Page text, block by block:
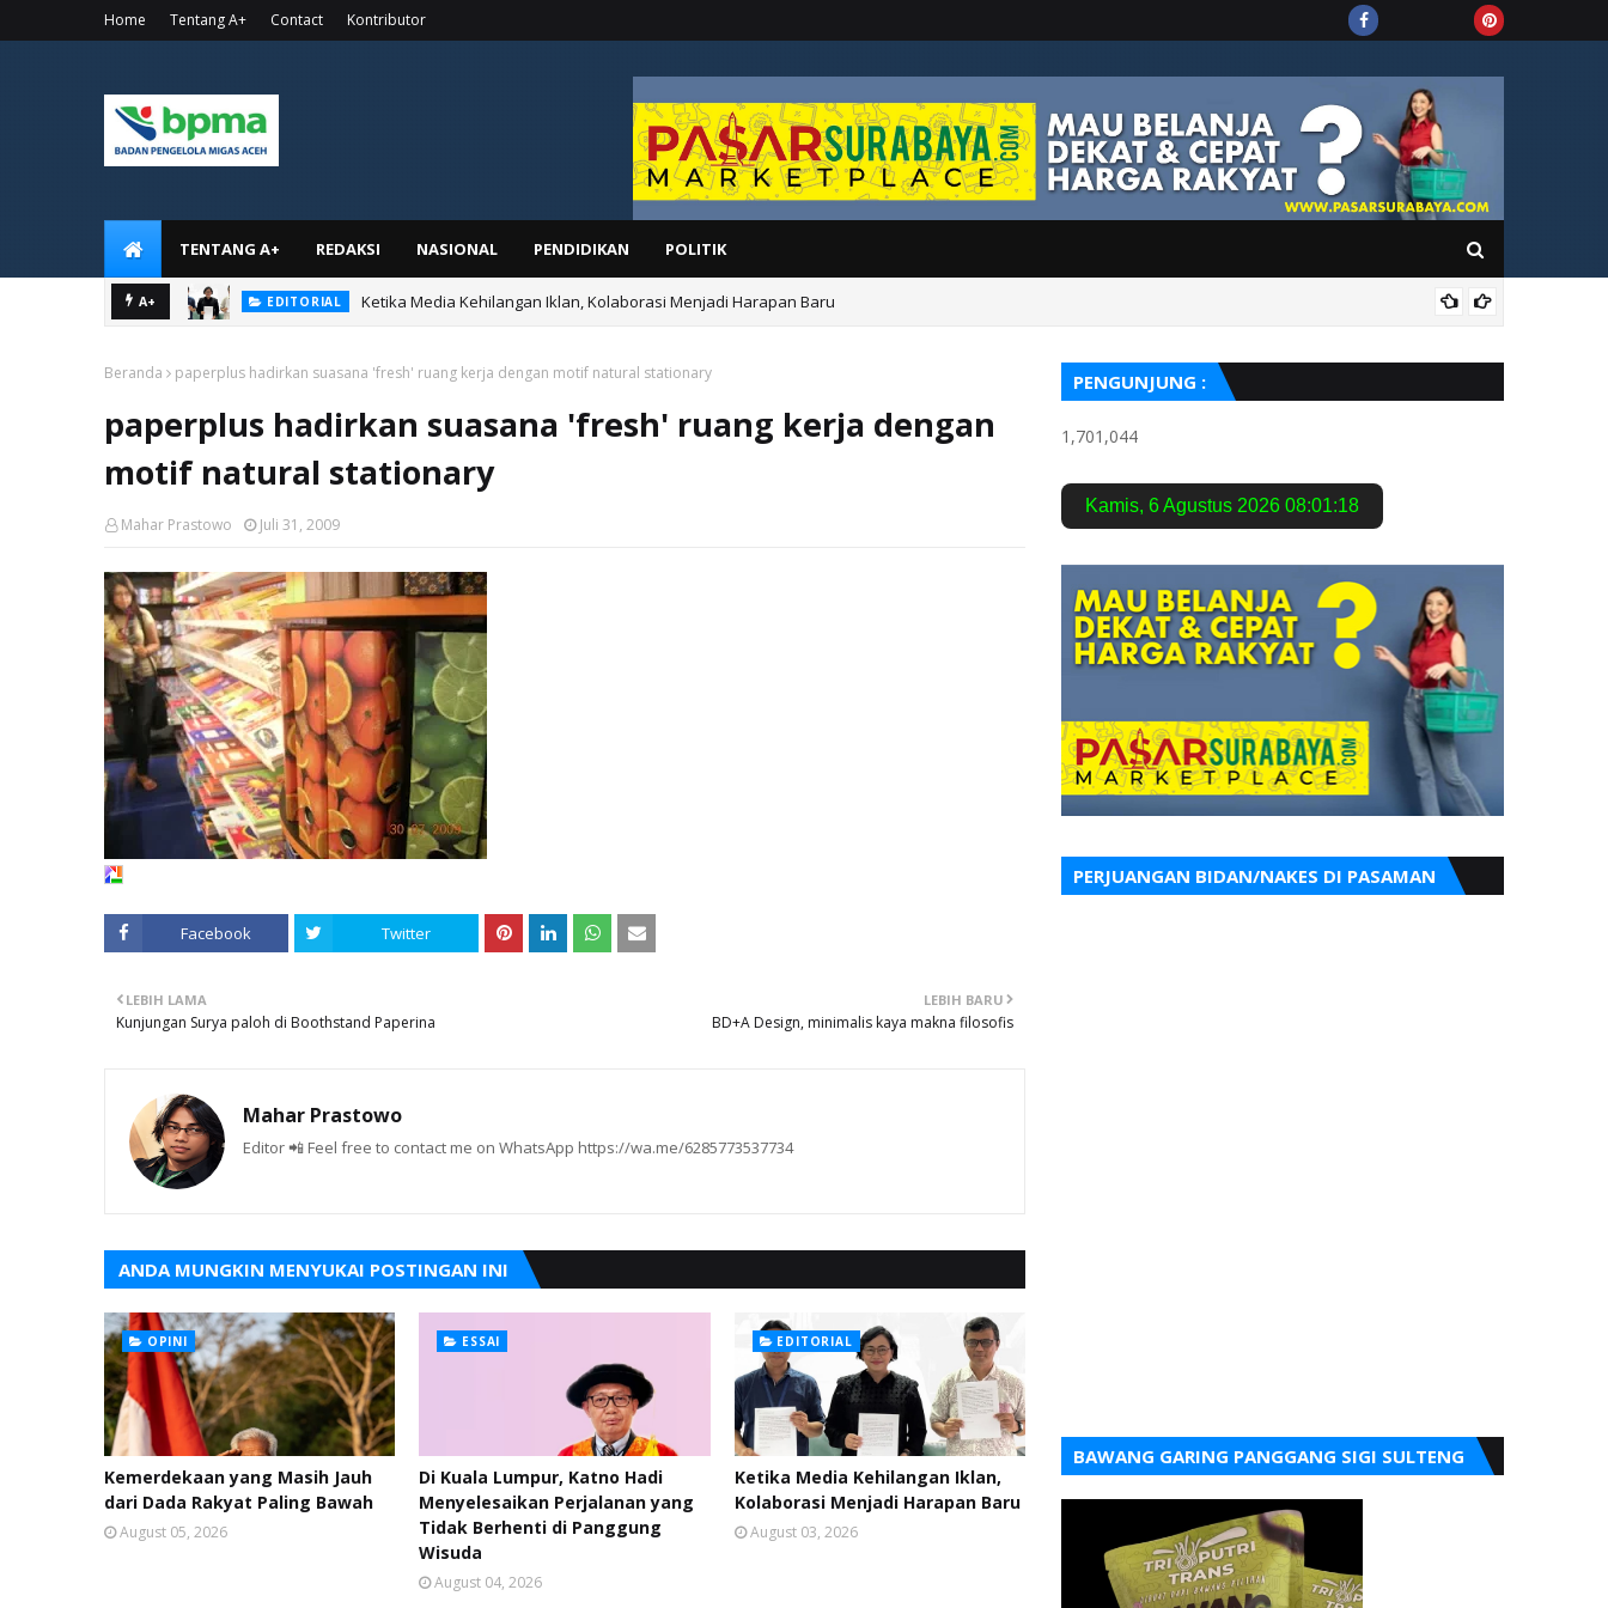
Home Tentang A+ Contact Kontributor
TENTANG A+ REDAKSI NASIONAL PENDIDIKAN POLITIK
A+ EDITORIAL Ketika Media Kehilangan Iklan, Kolaborasi Menjadi Harapan Baru
Beranda paperplus hadirkan suasana 'fresh' ruang kerja dengan motif natural stationary
paperplus hadirkan suasana 'fresh' ruang kerja dengan
motif natural stationary
Mahar Prastowo Juli 31, 2009
Facebook Twitter
LEBIH BARU
BD+A Design, minimalis kaya makna filosofis
LEBIH LAMA
Kunjungan Surya paloh di Boothstand Paperina
Mahar Prastowo
Editor 📲 Feel free to contact me on WhatsApp https://wa.me/6285773537734
ANDA MUNGKIN MENYUKAI POSTINGAN INI
OPINI
Kemerdekaan yang Masih Jauh
dari Dada Rakyat Paling Bawah
August 05, 2026
ESSAI
Di Kuala Lumpur, Katno Hadi
Menyelesaikan Perjalanan yang
Tidak Berhenti di Panggung
Wisuda
August 04, 2026
EDITORIAL
Ketika Media Kehilangan Iklan,
Kolaborasi Menjadi Harapan Baru
August 03, 2026
PENGUNJUNG :
1,701,044
Kamis, 6 Agustus 2026 08:01:19
PERJUANGAN BIDAN/NAKES DI PASAMAN
BAWANG GARING PANGGANG SIGI SULTENG